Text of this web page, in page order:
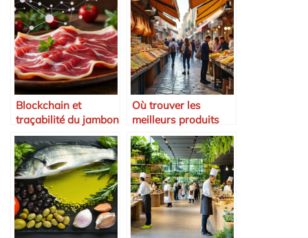
Blockchain et
traçabilité du jambon
ibérique
Où trouver les
meilleurs produits
espagnols à
emporter